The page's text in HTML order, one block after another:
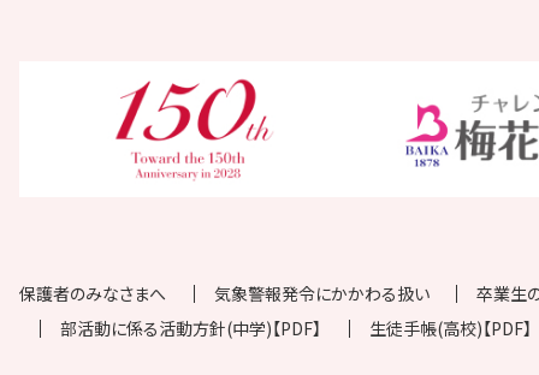
保護者のみなさまへ 気象警報発令にかかわる扱い
卒業生
部活動に係る活動方針(中学)【PDF】
生徒手帳(高校)【PDF】